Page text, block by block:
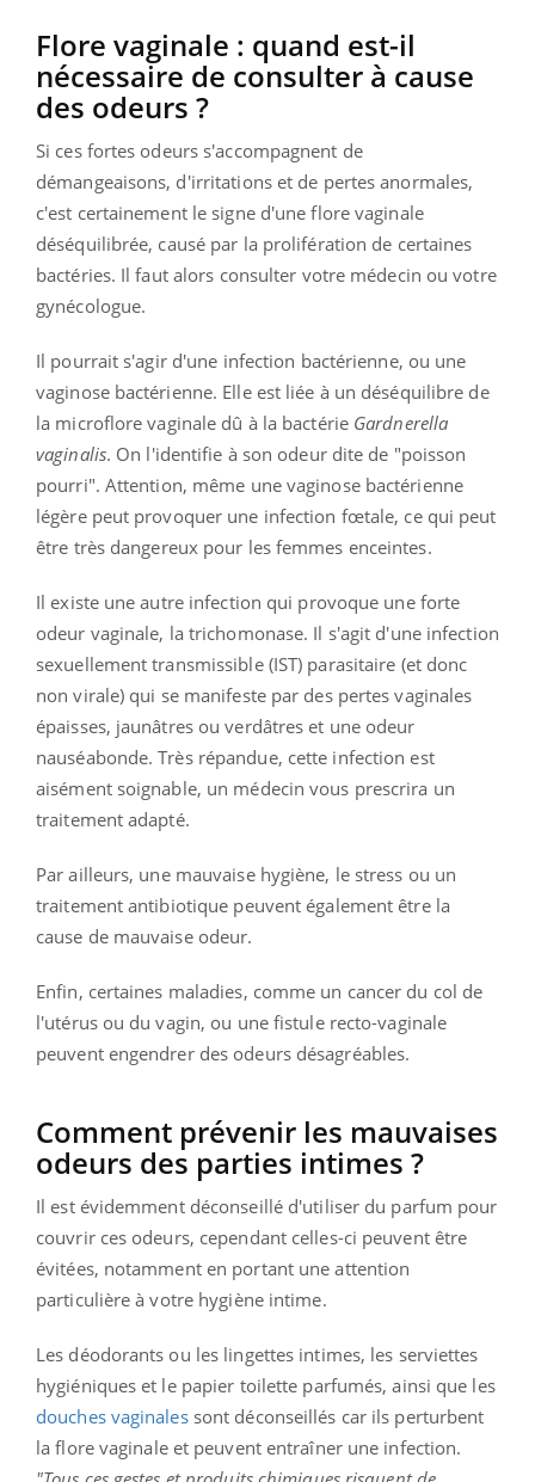
Flore vaginale : quand est-il
nécessaire de consulter à cause
des odeurs ?
Si ces fortes odeurs s'accompagnent de
démangeaisons, d'irritations et de pertes anormales,
c'est certainement le signe d'une flore vaginale
déséquilibrée, causé par la prolifération de certaines
bactéries. Il faut alors consulter votre médecin ou votre
gynécologue.
Il pourrait s'agir d'une infection bactérienne, ou une
vaginose bactérienne. Elle est liée à un déséquilibre de
la microflore vaginale dû à la bactérie Gardnerella
vaginalis. On l'identifie à son odeur dite de "poisson
pourri". Attention, même une vaginose bactérienne
légère peut provoquer une infection fœtale, ce qui peut
être très dangereux pour les femmes enceintes.
Il existe une autre infection qui provoque une forte
odeur vaginale, la trichomonase. Il s'agit d'une infection
sexuellement transmissible (IST) parasitaire (et donc
non virale) qui se manifeste par des pertes vaginales
épaisses, jaunâtres ou verdâtres et une odeur
nauséabonde. Très répandue, cette infection est
aisément soignable, un médecin vous prescrira un
traitement adapté.
Par ailleurs, une mauvaise hygiène, le stress ou un
traitement antibiotique peuvent également être la
cause de mauvaise odeur.
Enfin, certaines maladies, comme un cancer du col de
l'utérus ou du vagin, ou une fistule recto-vaginale
peuvent engendrer des odeurs désagréables.
Comment prévenir les mauvaises
odeurs des parties intimes ?
Il est évidemment déconseillé d'utiliser du parfum pour
couvrir ces odeurs, cependant celles-ci peuvent être
évitées, notamment en portant une attention
particulière à votre hygiène intime.
Les déodorants ou les lingettes intimes, les serviettes
hygiéniques et le papier toilette parfumés, ainsi que les
douches vaginalessont déconseillés car ils perturbent
la flore vaginale et peuvent entraîner une infection.